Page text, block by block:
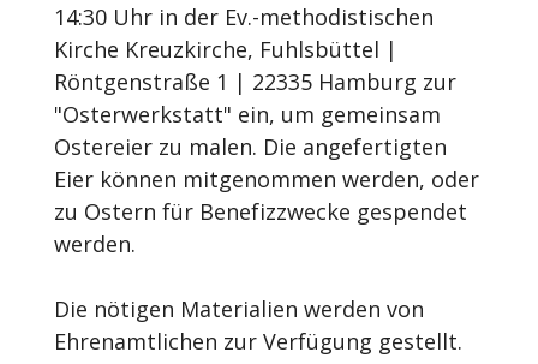
14:30 Uhr in der Ev.-methodistischen
Kirche Kreuzkirche, Fuhlsbüttel |
Röntgenstraße 1 | 22335 Hamburg zur
"Osterwerkstatt" ein, um gemeinsam
Ostereier zu malen. Die angefertigten
Eier können mitgenommen werden, oder
zu Ostern für Benefizzwecke gespendet
werden.
Die nötigen Materialien werden von
Ehrenamtlichen zur Verfügung gestellt.